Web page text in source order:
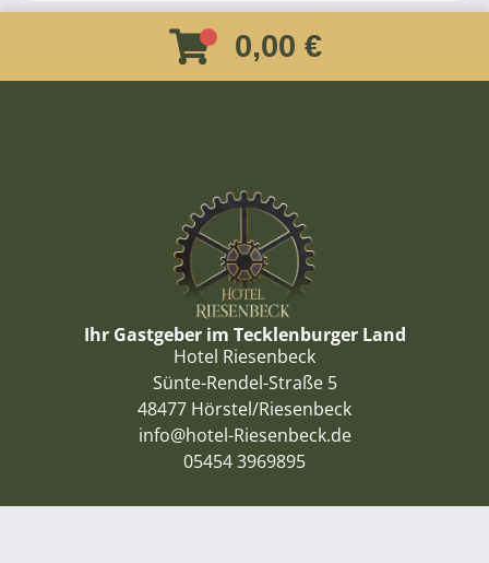
0,00 €
Ihr Gastgeber im Tecklenburger Land
Hotel Riesenbeck
Sünte-Rendel-Straße 5
48477 Hörstel/Riesenbeck
info@hotel-Riesenbeck.de
05454 3969895